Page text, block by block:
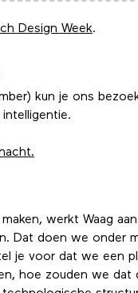
Design Week.
kun je ons
werkt Waag aan
Dat doen we onder
je voor dat we een
hoe zouden we dat